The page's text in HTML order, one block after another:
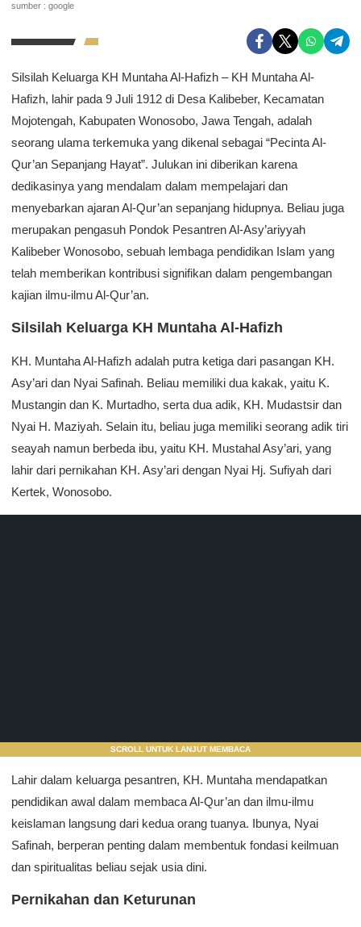
sumber : google
Silsilah Keluarga KH Muntaha Al-Hafizh – KH Muntaha Al-
Hafizh, lahir pada 9 Juli 1912 di Desa Kalibeber, Kecamatan
Mojotengah, Kabupaten Wonosobo, Jawa Tengah, adalah
seorang ulama terkemuka yang dikenal sebagai “Pecinta Al-
Qur’an Sepanjang Hayat”. Julukan ini diberikan karena
dedikasinya yang mendalam dalam mempelajari dan
menyebarkan ajaran Al-Qur’an sepanjang hidupnya. Beliau juga
merupakan pengasuh Pondok Pesantren Al-Asy’ariyyah
Kalibeber Wonosobo, sebuah lembaga pendidikan Islam yang
telah memberikan kontribusi signifikan dalam pengembangan
kajian ilmu-ilmu Al-Qur’an.
Silsilah Keluarga KH Muntaha Al-Hafizh
KH. Muntaha Al-Hafizh adalah putra ketiga dari pasangan KH.
Asy’ari dan Nyai Safinah. Beliau memiliki dua kakak, yaitu K.
Mustangin dan K. Murtadho, serta dua adik, KH. Mudastsir dan
Nyai H. Maziyah. Selain itu, beliau juga memiliki seorang adik tiri
seayah namun berbeda ibu, yaitu KH. Mustahal Asy’ari, yang
lahir dari pernikahan KH. Asy’ari dengan Nyai Hj. Sufiyah dari
Kertek, Wonosobo.
SCROLL UNTUK LANJUT MEMBACA
Lahir dalam keluarga pesantren, KH. Muntaha mendapatkan
pendidikan awal dalam membaca Al-Qur’an dan ilmu-ilmu
keislaman langsung dari kedua orang tuanya. Ibunya, Nyai
Safinah, berperan penting dalam membentuk fondasi keilmuan
dan spiritualitas beliau sejak usia dini.
Pernikahan dan Keturunan